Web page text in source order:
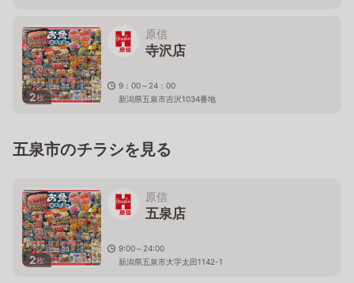
2枚
原信
寺沢店
9：00～24：00
新潟県五泉市吉沢1034番地
五泉市のチラシを見る
2枚
原信
五泉店
9:00～24:00
新潟県五泉市大字太田1142-1